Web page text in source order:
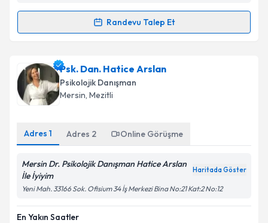
Randevu Talep Et
Randevu Takvimi Talebi
Psk. Dan. Busenur Negiziçin randevu takvimi talebi
oluşturun. Size bu uzmandan randevu almanız için bir
takvim hazırlandığında e-posta ile bilgilendireceğiz.
Aydınlatma
Metni'ni okudum ve kişisel verilerimin belirtilen
Psk. Dan. Hatice Arslan
Psikolojik Danışman
Mersin, Mezitli
Adres 1 Adres 2 Online Görüşme
Mersin Dr. Psikolojik Danışman Hatice Arslan
İle İyiyim
Haritada Göster
Yeni Mah. 33166 Sok. Ofisium 34 İş Merkezi Bina No:21 Kat:2 No:12
En Yakın Saatler